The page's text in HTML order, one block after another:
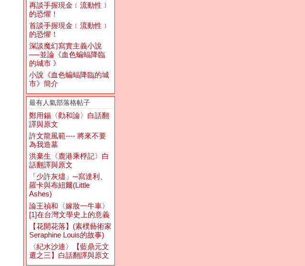
再談手握現金﹝流動性﹞
的恐懼！
首談手握現金﹝流動性﹞
的恐懼！
深談魔幻寫實主義小說
──並論《血色蝙蝠降臨
的城市 》
小說《血色蝙蝠降臨的城
市》簡介
最有人氣部落格帖子
鄭用錫〈勸和論〉白話翻
譯與原文
許文龍風範---- 將來不要
為我造墓
洪棄生〈鹿港乘桴記〉白
話翻譯與原文
「少許灰燼」─寫達利、
羅卡與布紐爾(Little
Ashes)
論王禎和〈嫁妝一牛車〉
[1]在台灣文學史上的意義
【花開花落】(素樸藝術家
Seraphine Louis的故事)
〈紀水沙連〉【藍鼎元文
選之三】白話翻譯與原文